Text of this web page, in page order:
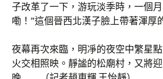
子改革了一下，游玩淡季時，一個
嘞！”這個晉西北漢子臉上帶著渾厚
夜幕再次來臨，明凈的夜空中繁星
火交相照映。靜謐的松廟村，又將